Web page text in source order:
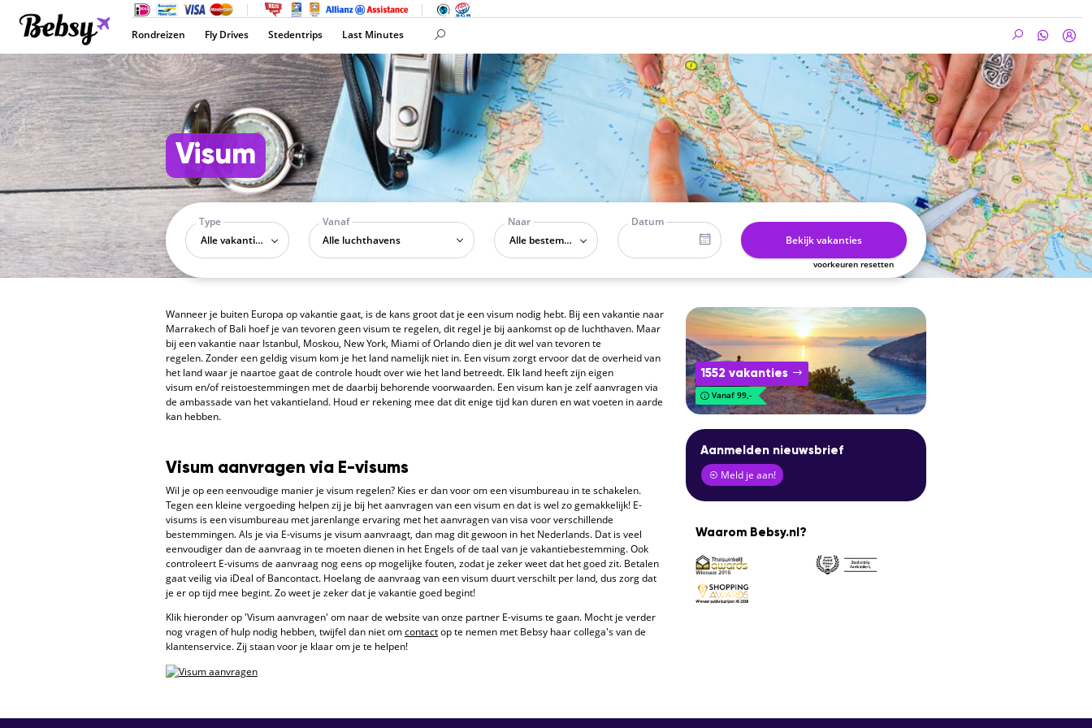
Rondreizen Fly Drives Stedentrips Last Minutes
Visum
Type
Alle vakantietypes
Vanaf
Naar
Alle bestemmingen
Datum
Bekijk vakanties
voorkeuren resetten
Wanneer je buiten Europa op vakantie gaat, is de kans groot dat je een visum nodig hebt. Bij een vakantie naar
Marrakech of Bali hoef je van tevoren geen visum te regelen, dit regel je bij aankomst op de luchthaven. Maar
bij een vakantie naar Istanbul, Moskou, New York, Miami of Orlando dien je dit wel van tevoren te
regelen. Zonder een geldig visum kom je het land namelijk niet in. Een visum zorgt ervoor dat de overheid van
het land waar je naartoe gaat de controle houdt over wie het land betreedt. Elk land heeft zijn eigen
visum en/of reistoestemmingen met de daarbij behorende voorwaarden. Een visum kan je zelf aanvragen via
de ambassade van het vakantieland. Houd er rekening mee dat dit enige tijd kan duren en wat voeten in aarde
kan hebben.
Visum aanvragen via E-visums
Wil je op een eenvoudige manier je visum regelen? Kies er dan voor om een visumbureau in te schakelen.
Tegen een kleine vergoeding helpen zij je bij het aanvragen van een visum en dat is wel zo gemakkelijk! E-
visums is een visumbureau met jarenlange ervaring met het aanvragen van visa voor verschillende
bestemmingen. Als je via E-visums je visum aanvraagt, dan mag dit gewoon in het Nederlands. Dat is veel
eenvoudiger dan de aanvraag in te moeten dienen in het Engels of de taal van je vakantiebestemming. Ook
controleert E-visums de aanvraag nog eens op mogelijke fouten, zodat je zeker weet dat het goed zit. Betalen
gaat veilig via iDeal of Bancontact. Hoelang de aanvraag van een visum duurt verschilt per land, dus zorg dat
je er op tijd mee begint. Zo weet je zeker dat je vakantie goed begint!
Klik hieronder op 'Visum aanvragen' om naar de website van onze partner E-visums te gaan. Mocht je verder
nog vragen of hulp nodig hebben, twijfel dan niet omcontactop te nemen met Bebsy haar collega's van de
klantenservice. Zij staan voor je klaar om je te helpen!
1552 vakanties
Vanaf 99,-
Aanmelden nieuwsbrief
Meld je aan!
Waarom Bebsy.nl?